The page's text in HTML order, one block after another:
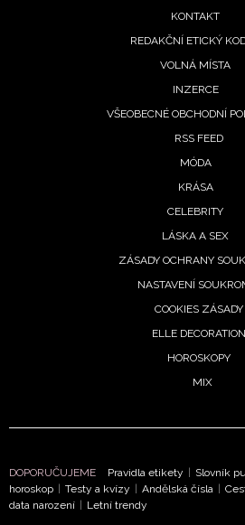
KONTAKT
REDAKČNÍ ETICKÝ
VOLNÁ MÍSTA
INZERCE
VŠEOBECNÉ OBCHODNÍ
RSS FEED
MÓDA
KRÁSA
CELEBRITY
LÁSKA A SEX
ZÁSADY OCHRANY
NASTAVENÍ
COOKIES ZÁSADY
ELLE DECORATION
HOROSKOPY
MIX
DOPORUČUJEME Pravidla etikety Slovník
horoskop
Testy a kvízy Andělská čísla
data narození
Letní trendy